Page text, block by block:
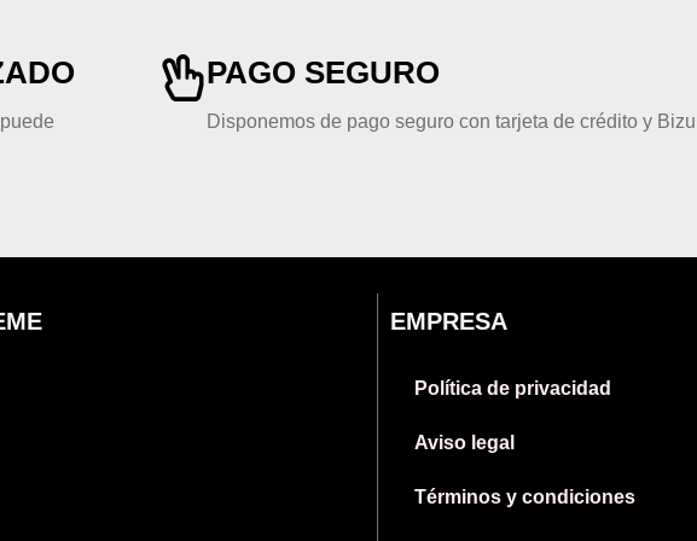
PAGO SEGURO
Disponemos de pago seguro con tarjeta de crédito y
EMPRESA
Política de privacidad
Aviso legal
Términos y condiciones